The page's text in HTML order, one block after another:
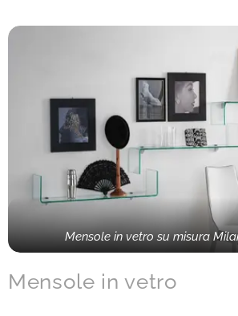
Mensole in vetro su misura
Mensole in vetro